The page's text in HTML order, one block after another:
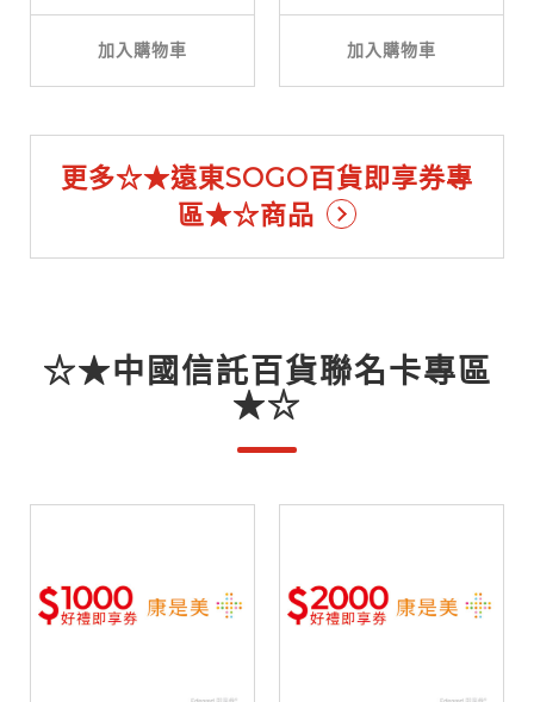
加入購物車 加入購物車
更多☆★遠東SOGO百貨即享券專
區★☆商品
☆★中國信託百貨聯名卡專區
★☆